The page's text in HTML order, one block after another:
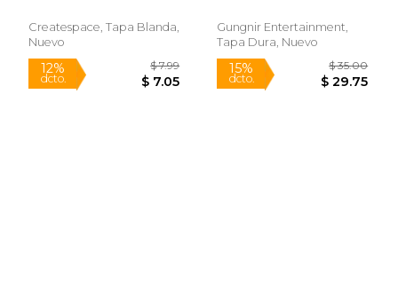
Createspace, Tapa Blanda,
Nuevo
Gungnir Entertainment,
Tapa Dura, Nuevo